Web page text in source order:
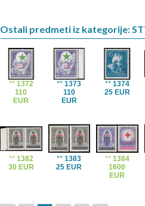
Ostali predmeti iz kategorije:
** 1372
110
EUR
**1373
110
EUR
** 1374
25 EUR
** 1382
30 EUR
**1383
25 EUR
** 1384
1600
EUR